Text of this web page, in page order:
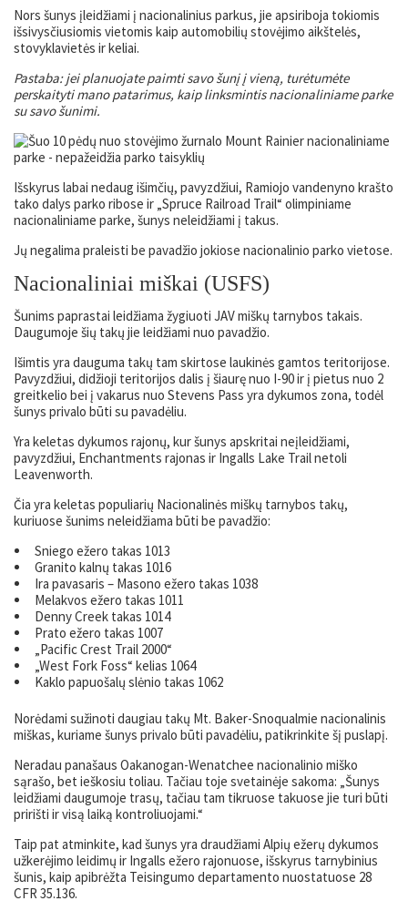
Nors šunys įleidžiami į nacionalinius parkus, jie apsiriboja tokiomis
išsivysčiusiomis vietomis kaip automobilių stovėjimo aikštelės,
stovyklavietės ir keliai.
Pastaba: jei planuojate paimti savo šunį į vieną, turėtumėte
perskaityti mano patarimus, kaip linksmintis nacionaliniame parke
su savo šunimi.
Išskyrus labai nedaug išimčių, pavyzdžiui, Ramiojo vandenyno krašto
tako dalys parko ribose ir „Spruce Railroad Trail“ olimpiniame
nacionaliniame parke, šunys neleidžiami į takus.
Jų negalima praleisti be pavadžio jokiose nacionalinio parko vietose.
Nacionaliniai miškai (USFS)
Šunims paprastai leidžiama žygiuoti JAV miškų tarnybos takais.
Daugumoje šių takų jie leidžiami nuo pavadžio.
Išimtis yra dauguma takų tam skirtose laukinės gamtos teritorijose.
Pavyzdžiui, didžioji teritorijos dalis į šiaurę nuo I-90 ir į pietus nuo 2
greitkelio bei į vakarus nuo Stevens Pass yra dykumos zona, todėl
šunys privalo būti su pavadėliu.
Yra keletas dykumos rajonų, kur šunys apskritai neįleidžiami,
pavyzdžiui, Enchantments rajonas ir Ingalls Lake Trail netoli
Leavenworth.
Čia yra keletas populiarių Nacionalinės miškų tarnybos takų,
kuriuose šunims neleidžiama būti be pavadžio:
Sniego ežero takas 1013
Granito kalnų takas 1016
Ira pavasaris – Masono ežero takas 1038
Melakvos ežero takas 1011
Denny Creek takas 1014
Prato ežero takas 1007
„Pacific Crest Trail 2000“
„West Fork Foss“ kelias 1064
Kaklo papuošalų slėnio takas 1062
Norėdami sužinoti daugiau takų Mt. Baker-Snoqualmie nacionalinis
miškas, kuriame šunys privalo būti pavadėliu, patikrinkite šį puslapį.
Neradau panašaus Oakanogan-Wenatchee nacionalinio miško
sąrašo, bet ieškosiu toliau. Tačiau toje svetainėje sakoma: „Šunys
leidžiami daugumoje trasų, tačiau tam tikruose takuose jie turi būti
pririšti ir visą laiką kontroliuojami.“
Taip pat atminkite, kad šunys yra draudžiami Alpių ežerų dykumos
užkerėjimo leidimų ir Ingalls ežero rajonuose, išskyrus tarnybinius
šunis, kaip apibrėžta Teisingumo departamento nuostatuose 28
CFR 35.136.